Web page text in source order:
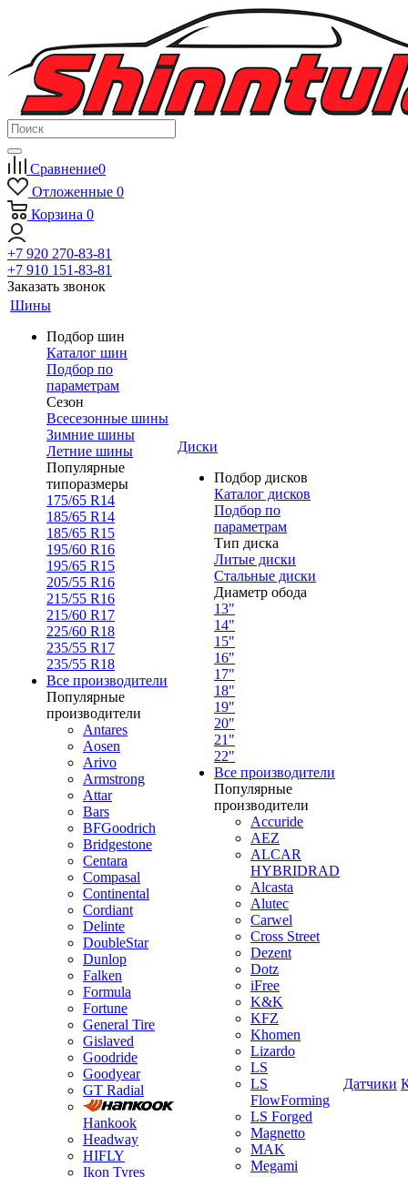
Сравнение0
Отложенные 0
Корзина 0
+7 920 270-83-81
+7 910 151-83-81
Заказать звонок
Шины
Подбор шин
Каталог шин
Подбор по
параметрам
Сезон
Всесезонные шины
Зимние шины
Летние шины
Популярные
типоразмеры
175/65 R14
185/65 R14
185/65 R15
195/60 R16
195/65 R15
205/55 R16
215/55 R16
215/60 R17
225/60 R18
235/55 R17
235/55 R18
Все производители
Популярные
производители
Antares
Aosen
Arivo
Armstrong
Attar
Bars
BFGoodrich
Bridgestone
Centara
Compasal
Continental
Cordiant
Delinte
DoubleStar
Dunlop
Falken
Formula
Fortune
General Tire
Gislaved
Goodride
Goodyear
GT Radial
Hankook
Headway
HIFLY
Ikon Tyres
Диски
Подбор дисков
Каталог дисков
Подбор по
параметрам
Тип диска
Литые диски
Стальные диски
Диаметр обода
13"
14"
15"
16"
17"
18"
19"
20"
21"
22"
Все производители
Популярные
производители
Accuride
AEZ
ALCAR
HYBRIDRAD
Alcasta
Alutec
Carwel
Cross Street
Dezent
Dotz
iFree
K&K
KFZ
Khomen
Lizardo
LS
LS
FlowForming
LS Forged
Magnetto
MAK
Megami
Датчики